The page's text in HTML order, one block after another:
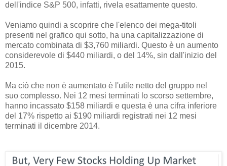
dell'indice S&P 500, infatti, rivela esattamente questo.
Veniamo quindi a scoprire che l'elenco dei mega-titoli
presenti nel grafico qui sotto, ha una capitalizzazione di
mercato combinata di $3,760 miliardi. Questo è un aumento
considerevole di $440 miliardi, o del 14%, sin dall'inizio del
2015.
Ma ciò che non è aumentato è l'utile netto del gruppo nel
suo complesso. Nei 12 mesi terminati lo scorso settembre,
hanno incassato $158 miliardi e questa è una cifra inferiore
del 17% rispetto ai $190 miliardi registrati nei 12 mesi
terminati il dicembre 2014.